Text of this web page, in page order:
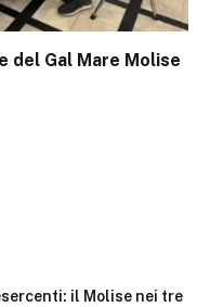
del Gal Mare Molise
il Molise nei tre